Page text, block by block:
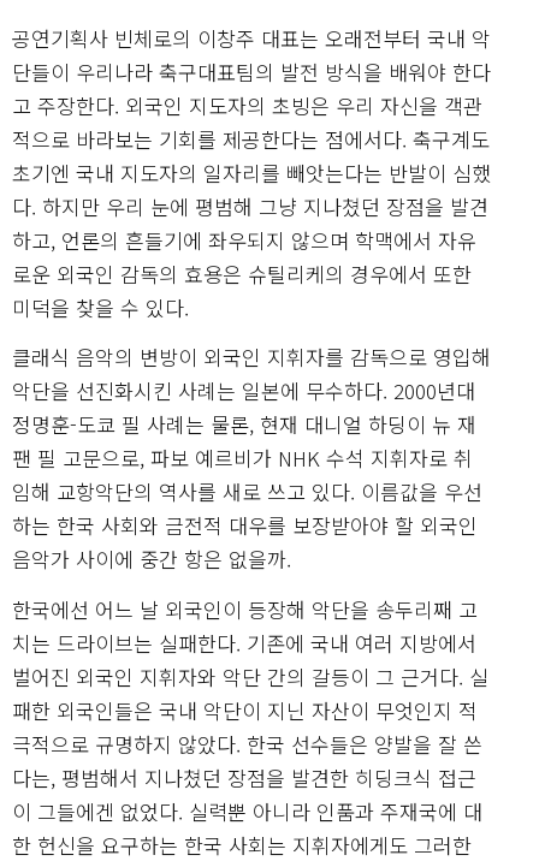
공연기획사 빈체로의 이창주 대표는 오래전부터 국내 악
단들이 우리나라 축구대표팀의 발전 방식을 배워야 한다
고 주장한다. 외국인 지도자의 초빙은 우리 자신을 객관
적으로 바라보는 기회를 제공한다는 점에서다. 축구계도
초기엔 국내 지도자의 일자리를 빼앗는다는 반발이 심했
다. 하지만 우리 눈에 평범해 그냥 지나쳤던 장점을 발견
하고, 언론의 흔들기에 좌우되지 않으며 학맥에서 자유
로운 외국인 감독의 효용은 슈틸리케의 경우에서 또한
미덕을 찾을 수 있다.
클래식 음악의 변방이 외국인 지휘자를 감독으로 영입해
악단을 선진화시킨 사례는 일본에 무수하다. 2000년대
정명훈-도쿄 필 사례는 물론, 현재 대니얼 하딩이 뉴 재
팬 필 고문으로, 파보 예르비가 NHK 수석 지휘자로 취
임해 교항악단의 역사를 새로 쓰고 있다. 이름값을 우선
하는 한국 사회와 금전적 대우를 보장받아야 할 외국인
음악가 사이에 중간 항은 없을까.
한국에선 어느 날 외국인이 등장해 악단을 송두리째 고
치는 드라이브는 실패한다. 기존에 국내 여러 지방에서
벌어진 외국인 지휘자와 악단 간의 갈등이 그 근거다. 실
패한 외국인들은 국내 악단이 지닌 자산이 무엇인지 적
극적으로 규명하지 않았다. 한국 선수들은 양발을 잘 쓴
다는, 평범해서 지나쳤던 장점을 발견한 히딩크식 접근
이 그들에겐 없었다. 실력뿐 아니라 인품과 주재국에 대
한 헌신을 요구하는 한국 사회는 지휘자에게도 그러한